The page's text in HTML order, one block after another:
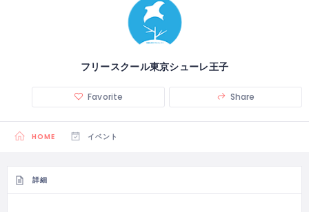
フリースクール東京シューレ王子
Favorite Share
HOME イベント
詳細